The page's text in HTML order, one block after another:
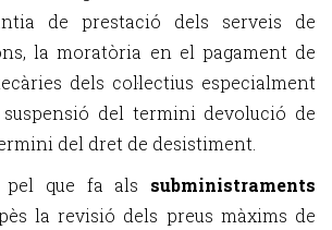
de prestació dels serveis de
la moratòria en el pagament de
dels col·lectius especialment
del termini devolució de
del dret de desistiment.
que fa als subministraments
la revisió dels preus màxims de